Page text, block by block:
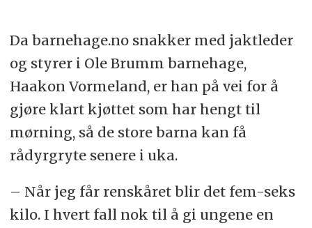
Da barnehage.no snakker med jaktleder
og styrer i Ole Brumm barnehage,
Haakon Vormeland, er han på vei for å
gjøre klart kjøttet som har hengt til
mørning, så de store barna kan få
rådyrgryte senere i uka.
– Når jeg får renskåret blir det fem-seks
kilo. I hvert fall nok til å gi ungene en